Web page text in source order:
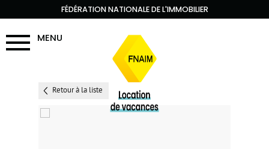
FÉDÉRATION NATIONALE DE L'IMMOBILIER
MENU
Retour à la liste